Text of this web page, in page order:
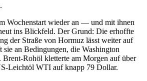
Wochenstart wieder an — und mit ihnen
ins Blickfeld. Der Grund: Die erhoffte
der Straße von Hormuz lässt weiter auf
an Bedingungen, die Washington
Rohöl kletterte am Morgen auf über
Leichtöl WTI auf knapp 79 Dollar.